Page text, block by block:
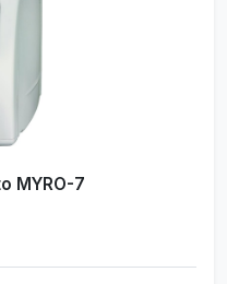
MYRO-7